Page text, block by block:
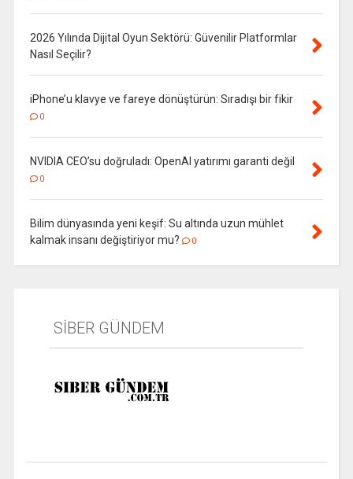
2026 Yılında Dijital Oyun Sektörü: Güvenilir Platformlar
Nasıl Seçilir?
iPhone’u klavye ve fareye dönüştürün: Sıradışı bir fikir
0
NVIDIA CEO’su doğruladı: OpenAI yatırımı garanti değil
0
Bilim dünyasında yeni keşif: Su altında uzun mühlet
kalmak insanı değiştiriyor mu?
0
SİBER GÜNDEM